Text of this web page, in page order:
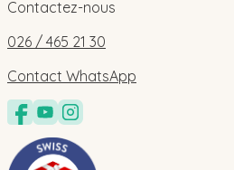
Contactez-nous
026 / 465 21 30
Contact WhatsApp